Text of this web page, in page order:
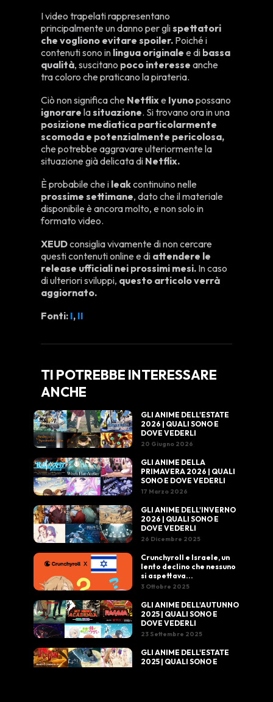
I video trapelati rappresentano
principalmente un danno per glispettatori
che vogliono evitare spoiler. Poiché i
contenuti sono in lingua originalee di bassa
qualità, suscitano poco interesse anche
tra coloro che praticano la pirateria.
Ciò non significa che Netflixe Iyunopossano
ignorarelasituazione. Si trovano ora in una
posizione mediatica particolarmente
scomoda e potenzialmente pericolosa,
che potrebbe aggravare ulteriormente la
situazione già delicata di Netflix.
È probabile che i leakcontinuino nelle
prossime settimane, dato che il materiale
disponibile è ancora molto, e non solo in
formato video.
XEUDconsiglia vivamente di non cercare
questi contenuti online e di attendere le
release ufficiali nei prossimi mesi. In caso
di ulteriori sviluppi, questo articolo verrà
aggiornato.
Fonti: I, II
TI POTREBBE INTERESSARE
ANCHE
GLI ANIME DELL'ESTATE
2026 | QUALI SONO E
DOVE VEDERLI
20 Giugno 2026
GLI ANIME DELLA
PRIMAVERA 2026 | QUALI
SONO E DOVE VEDERLI
17 Marzo 2026
GLI ANIME DELL'INVERNO
2026 | QUALI SONO E
DOVE VEDERLI
26 Dicembre 2025
Crunchyroll e Israele, un
lento declino che nessuno
si aspettava...
3 Ottobre 2025
GLI ANIME DELL'AUTUNNO
2025 | QUALI SONO E
DOVE VEDERLI
23 Settembre 2025
GLI ANIME DELL'ESTATE
2025 | QUALI SONO E